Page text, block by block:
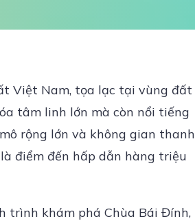
Việt Nam, tọa lạc tại vùng đất
tâm linh lớn mà còn nổi tiếng
rộng lớn và không gian thanh
điểm đến hấp dẫn hàng triệu
trình khám phá Chùa Bái Đính,